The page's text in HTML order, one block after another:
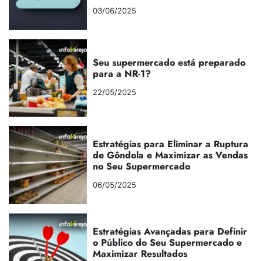
03/06/2025
Seu supermercado está preparado
para a NR-1?
22/05/2025
Estratégias para Eliminar a Ruptura
de Gôndola e Maximizar as Vendas
no Seu Supermercado
06/05/2025
Estratégias Avançadas para Definir
o Público do Seu Supermercado e
Maximizar Resultados